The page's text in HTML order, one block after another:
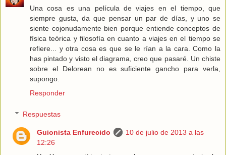
Una cosa es una película de viajes en el tiempo, que
siempre gusta, da que pensar un par de días, y uno se
siente cojonudamente bien porque entiende conceptos de
física teórica y filosofía en cuanto a viajes en el tiempo se
refiere... y otra cosa es que se le rían a la cara. Como la
has pintado y visto el diagrama, creo que pasaré. Un chiste
sobre el Delorean no es suficiente gancho para verla,
supongo.
Responder
Respuestas
Guionista Enfurecido
10 de julio de 2013 a las
12:26